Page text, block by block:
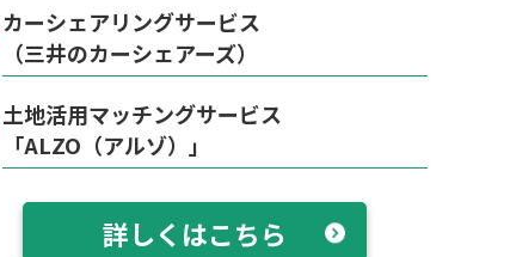
カーシェアリングサービス
（三井のカーシェアーズ）
土地活用マッチングサービス
「ALZO（アルゾ）」
詳しくはこちら